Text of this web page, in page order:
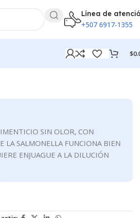
Línea de
+507 6917-1355
$
SIN OLOR, CON
LA SALMONELLA FUNCIONA BIEN
ENJUAGUE A LA DILUCIÓN